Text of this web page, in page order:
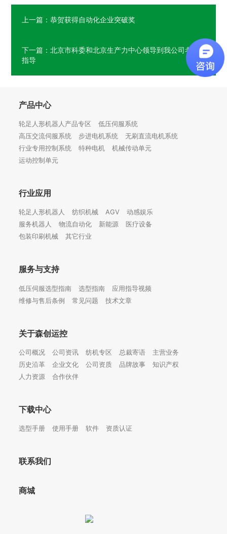
上一篇：恭贺获得自动化企业突破奖
下一篇：北京市科委和北京生产力中心领导到我公司考察
指导
产品中心
轮足人形机器人产品专区
低压伺服系统
高压交流伺服系统
步进电机系统
无刷直流电机系统
行业专用控制系统
特种电机
机械传动单元
运动控制单元
行业应用
轮足人形机器人 纺织机械 AGV
动感娱乐
服务机器人
物流自动化 新能源
医疗设备
包装印刷机械
其它行业
服务与支持
低压伺服选型指南 选型指南
应用指导视频
维修与售后条例
常见问题 技术文章
关于森创运控
公司概况 公司资讯 纺机专区 总裁寄语
主营业务
历史沿革
企业文化 公司资质 品牌故事
知识产权
人力资源
合作伙伴
下载中心
选型手册 使用手册 软件 资质认证
联系我们
商城